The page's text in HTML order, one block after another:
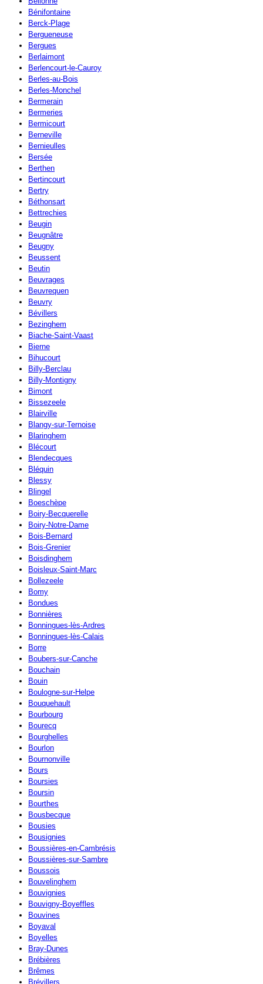
Bénifontaine
Berck-Plage
Bergueneuse
Bergues
Berlaimont
Berlencourt-le-Cauroy
Berles-au-Bois
Berles-Monchel
Bermerain
Bermeries
Bermicourt
Berneville
Bernieulles
Bersée
Berthen
Bertincourt
Bertry
Béthonsart
Bettrechies
Beugin
Beugnâtre
Beugny
Beussent
Beutin
Beuvrages
Beuvrequen
Beuvry
Bévillers
Bezinghem
Biache-Saint-Vaast
Bierne
Bihucourt
Billy-Berclau
Billy-Montigny
Bimont
Bissezeele
Blairville
Blangy-sur-Ternoise
Blaringhem
Blécourt
Blendecques
Bléquin
Blessy
Blingel
Boeschèpe
Boiry-Becquerelle
Boiry-Notre-Dame
Bois-Bernard
Bois-Grenier
Boisdinghem
Boisleux-Saint-Marc
Bollezeele
Bomy
Bondues
Bonnières
Bonningues-lès-Ardres
Bonningues-lès-Calais
Borre
Boubers-sur-Canche
Bouchain
Bouin
Boulogne-sur-Helpe
Bouquehault
Bourbourg
Bourecq
Bourghelles
Bourlon
Bournonville
Bours
Boursies
Boursin
Bourthes
Bousbecque
Bousies
Bousignies
Boussières-en-Cambrésis
Boussières-sur-Sambre
Boussois
Bouvelinghem
Bouvignies
Bouvigny-Boyeffles
Bouvines
Boyaval
Boyelles
Bray-Dunes
Brébières
Brêmes
Brévillers